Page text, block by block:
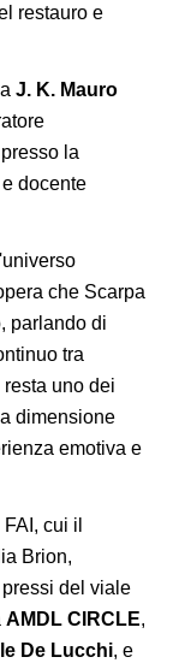
restauro e
J. K. Mauro
la
docente
che Scarpa
parlando di
tra
uno dei
dimensione
emotiva e
cui il
Brion,
del viale
AMDL CIRCLE,
De Lucchi, e